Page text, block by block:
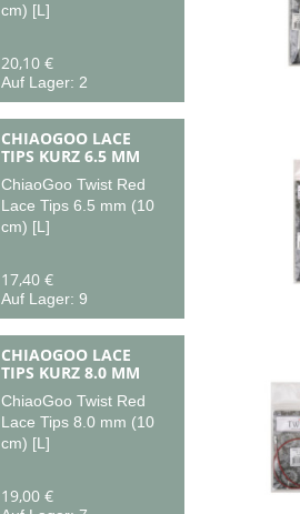
cm) [L]
20,10 €
Auf Lager: 2
CHIAOGOO LACE
TIPS KURZ 6.5 MM
ChiaoGoo Twist Red
Lace Tips 6.5 mm (10
cm) [L]
17,40 €
Auf Lager: 9
CHIAOGOO LACE
TIPS KURZ 8.0 MM
ChiaoGoo Twist Red
Lace Tips 8.0 mm (10
cm) [L]
19,00 €